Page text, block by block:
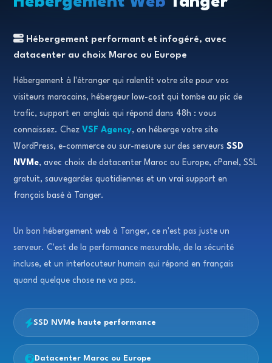
Hébergement performant et infogéré, avec
datacenter au choix Maroc ou Europe
Hébergement à l'étranger qui ralentit votre site pour vos
visiteurs marocains, hébergeur low-cost qui tombe au pic de
trafic, support en anglais qui répond dans 48h : vous
connaissez. Chez VSF Agency, on héberge votre site
WordPress, e-commerce ou sur-mesure sur des serveursSSD
NVMe, avec choix de datacenter Maroc ou Europe, cPanel, SSL
gratuit, sauvegardes quotidiennes et un vrai support en
français basé à Tanger.
Un bon hébergement web à Tanger, ce n'est pas juste un
serveur. C'est de la performance mesurable, de la sécurité
incluse, et un interlocuteur humain qui répond en français
quand quelque chose ne va pas.
SSD NVMe haute performance
Datacenter Maroc ou Europe